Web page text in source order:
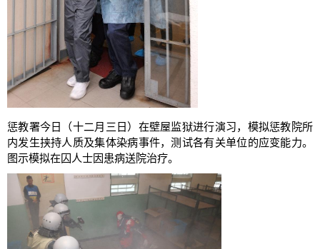
惩教署今日（十二月三日）在壁屋监狱进行演习，模拟惩教院所
内发生挟持人质及集体染病事件，测试各有关单位的应变能力。
图示模拟在囚人士因患病送院治疗。